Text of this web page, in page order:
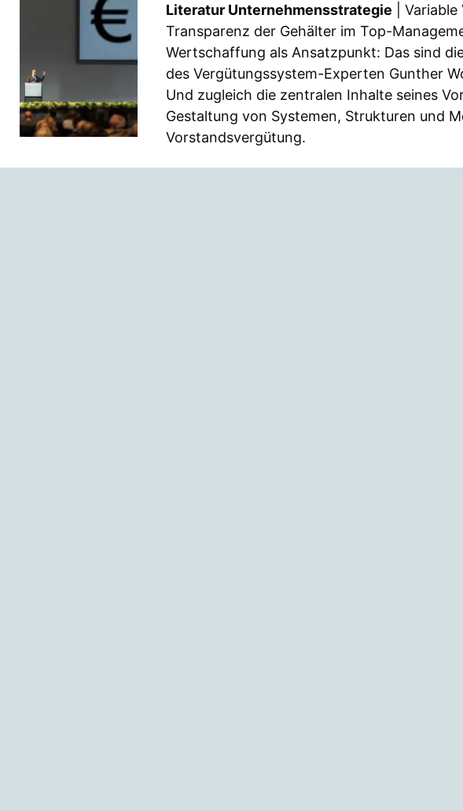
Literatur Unternehmensstrategie |
Transparenz der Gehälter im Top-
Wertschaffung als Ansatzpunkt: Das sind
des Vergütungssystem-Experten Gunther
Und zugleich die zentralen Inhalte seines
Gestaltung von Systemen, Strukturen und
Vorstandsvergütung.